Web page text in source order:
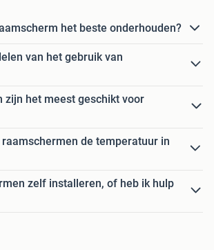
het beste onderhouden?
van het gebruik van
zijn het meest geschikt voor
de temperatuur in
zelf installeren, of heb ik hulp